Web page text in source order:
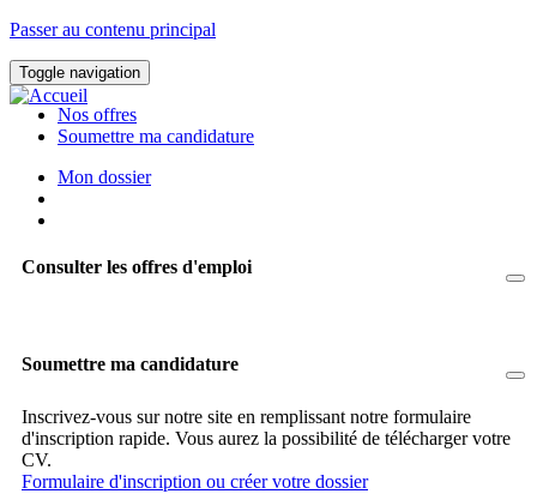
Passer au contenu principal
Toggle navigation
Nos offres
Soumettre ma candidature
Mon dossier
Consulter les offres d'emploi
Soumettre ma candidature
Inscrivez-vous sur notre site en remplissant notre formulaire
d'inscription rapide. Vous aurez la possibilité de télécharger votre
CV.
Formulaire d'inscription ou créer votre dossier